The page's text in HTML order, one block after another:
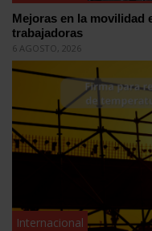
Mejoras en la movilidad
trabajadoras
6 AGOSTO, 2026
Internacional